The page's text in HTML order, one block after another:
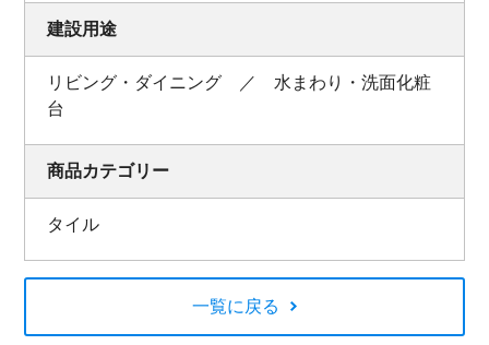
建設用途
リビング・ダイニング ／ 水まわり・洗面化粧
台
商品カテゴリー
タイル
一覧に戻る